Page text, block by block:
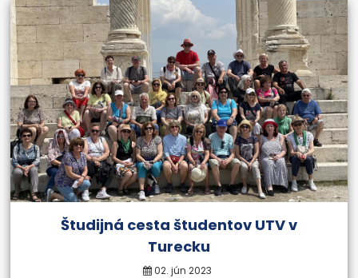
Študijná cesta študentov UTV v
Turecku
02. jún 2023